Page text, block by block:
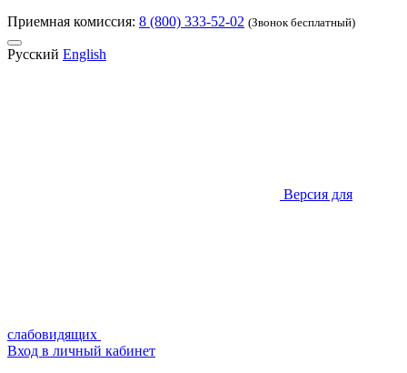
Приемная комиссия: 8 (800) 333-52-02 (Звонок бесплатный)
Русский English
Версия для
слабовидящих
Вход в личный кабинет